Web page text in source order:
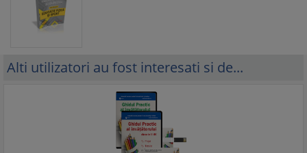
Alti utilizatori au fost interesati si de...